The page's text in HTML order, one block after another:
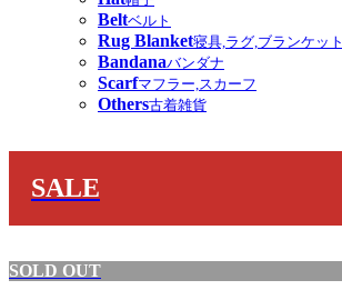
Beltベルト
Rug Blanket寝具,ラグ,ブランケット
Bandanaバンダナ
Scarfマフラー,スカーフ
Others古着雑貨
SALE
SOLD OUT